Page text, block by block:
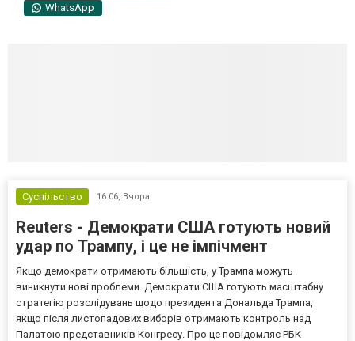
WhatsApp
Суспільство 16:06, Вчора
Reuters - Демократи США готують новий
удар по Трампу, і це не імпічмент
Якщо демократи отримають більшість, у Трампа можуть
виникнути нові проблеми. Демократи США готують масштабну
стратегію розслідувань щодо президента Дональда Трампа,
якщо після листопадових виборів отримають контроль над
Палатою представників Конгресу. Про це повідомляє РБК-